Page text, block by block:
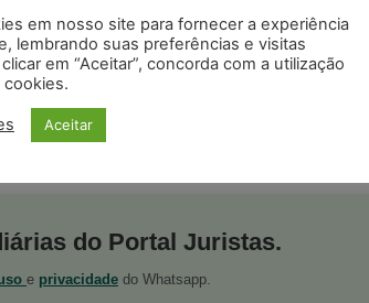
falta grave suficiente para justificar a
do Portal Juristas.
e privacidade do Whatsapp.
em nosso site para fornecer a experiência
lembrando suas preferências e visitas
em “Aceitar”, concorda com a utilização
cookies.
Aceitar